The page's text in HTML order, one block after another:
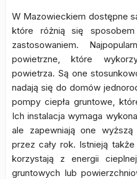
W Mazowieckiem dostępne
które różnią się
zastosowaniem.
powietrzne, które
powietrza. Są one
nadają się do domów
pompy ciepła gruntowe,
Ich instalacja wymaga
ale zapewniają one
przez cały rok. Istnieją
korzystają z energii
gruntowych lub